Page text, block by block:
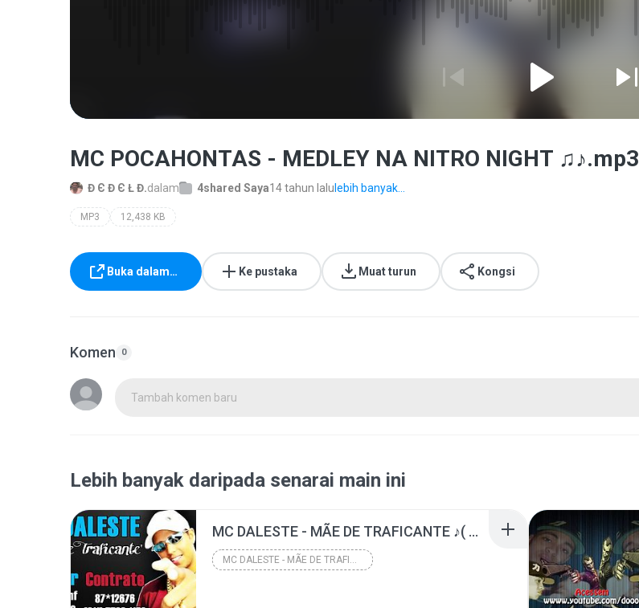
MC POCAHONTAS - MEDLEY NA NITRO NIGHT ♫♪.mp3
Đ Є Đ Є Ł Đ.dalam 4shared Saya14 tahun lalu lebih banyak...
MP3 12,438 KB
Buka dalam… Ke pustaka Muat turun Kongsi
Komen 0
Tambah komen baru
Lebih banyak daripada senarai main ini
MC DALESTE - MÃE DE TRAFICANTE ♪( MSN DL22_@HOTMAIL.COM )
MC DALESTE - MÃE DE TRAFICANTE ♪( MSN DL22_@HOTMAI...